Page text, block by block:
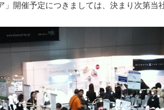
開催予定につきましては、決まり次第当